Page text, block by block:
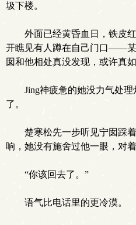
圾下楼。
外面已经黄昏血日，铁皮
开瞧见有人蹲在自己门口——
囡和他相处真没发现，或许真
Jing神疲惫的她没力气处
了。
楚寒松先一步听见宁囡踩
响，她没有施舍过他一眼，对着
“你该回去了。”
语气比电话里的更冷漠。